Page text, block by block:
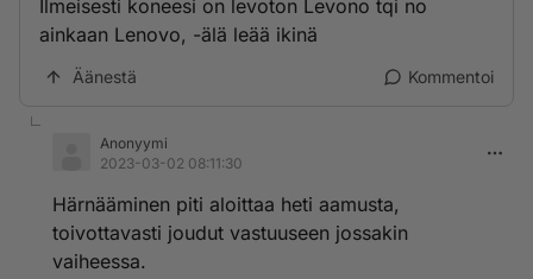
Ilmeisesti koneesi on levoton Levono tqi no
ainkaan Lenovo, -älä leää ikinä
Äänestä Kommentoi
Anonyymi
2023-03-02 08:11:30
Härnääminen piti aloittaa heti aamusta,
toivottavasti joudut vastuuseen jossakin
vaiheessa.